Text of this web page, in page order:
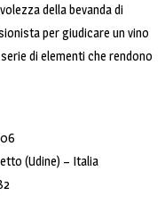
della bevanda di
per giudicare un vino
di elementi che rendono
(Udine) – Italia